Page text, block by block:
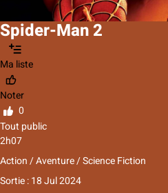
Spider-Man 2
Ma liste
Noter
0
Tout public
2h07
Action / Aventure / Science Fiction
Sortie : 18 Jul 2024